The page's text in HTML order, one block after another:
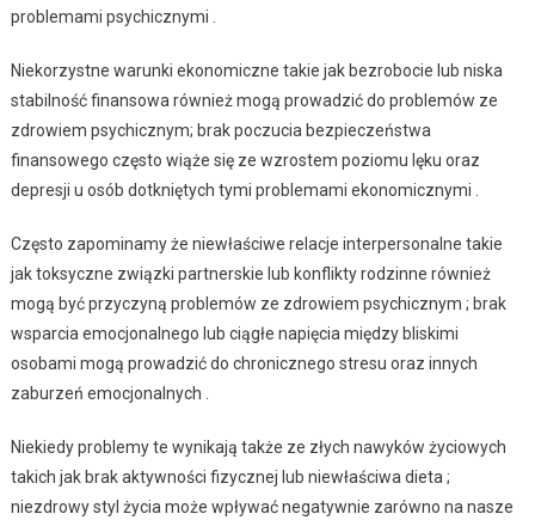
problemami psychicznymi .
Niekorzystne warunki ekonomiczne takie jak bezrobocie lub niska
stabilność finansowa również mogą prowadzić do problemów ze
zdrowiem psychicznym; brak poczucia bezpieczeństwa
finansowego często wiąże się ze wzrostem poziomu lęku oraz
depresji u osób dotkniętych tymi problemami ekonomicznymi .
Często zapominamy że niewłaściwe relacje interpersonalne takie
jak toksyczne związki partnerskie lub konflikty rodzinne również
mogą być przyczyną problemów ze zdrowiem psychicznym ; brak
wsparcia emocjonalnego lub ciągłe napięcia między bliskimi
osobami mogą prowadzić do chronicznego stresu oraz innych
zaburzeń emocjonalnych .
Niekiedy problemy te wynikają także ze złych nawyków życiowych
takich jak brak aktywności fizycznej lub niewłaściwa dieta ;
niezdrowy styl życia może wpływać negatywnie zarówno na nasze